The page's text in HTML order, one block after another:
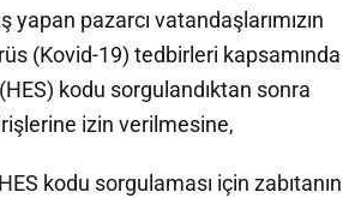
yapan pazarcı vatandaşlarımızın
(Kovid-19) tedbirleri kapsamında
kodu sorgulandıktan sonra
izin verilmesine,
kodu sorgulaması için zabıtanın